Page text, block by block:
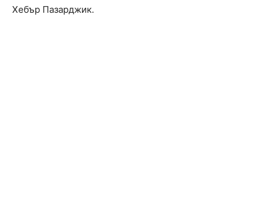
Хебър Пазарджик.